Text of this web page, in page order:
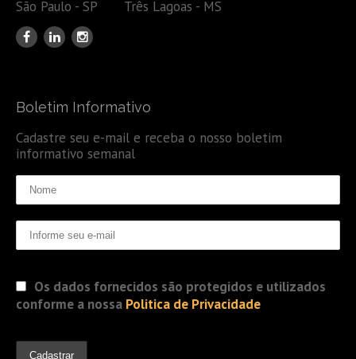
São Paulo - SP Três Lagoas - MS
Boletim Informativo
Cadastre seu e-mail e receba o nosso boletim
informativo semanal
Os dados fornecidos são protegidos e utilizados
conforme a nossa Politica de Privacidade